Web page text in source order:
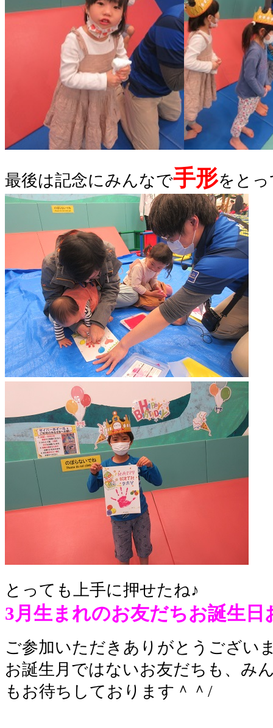
最後は記念にみんなで手形をと
とっても上手に押せたね♪
3月生まれのお友だちお誕生日
ご参加いただきありがとうござい
お誕生月ではないお友だちも、み
もお待ちしております＾＾/